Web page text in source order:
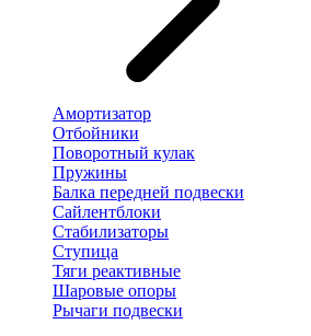
Амортизатор
Отбойники
Поворотный кулак
Пружины
Балка передней подвески
Сайлентблоки
Стабилизаторы
Ступица
Тяги реактивные
Шаровые опоры
Рычаги подвески